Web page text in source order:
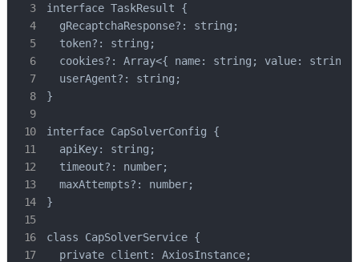
interface TaskResult {
  gRecaptchaResponse?: string;
  token?: string;
cookies?: Array<{ name: string; value: string
  userAgent?: string;
}
interface CapSolverConfig {
  apiKey: string;
  timeout?: number;
  maxAttempts?: number;
}
class CapSolverService {
  private client: AxiosInstance;